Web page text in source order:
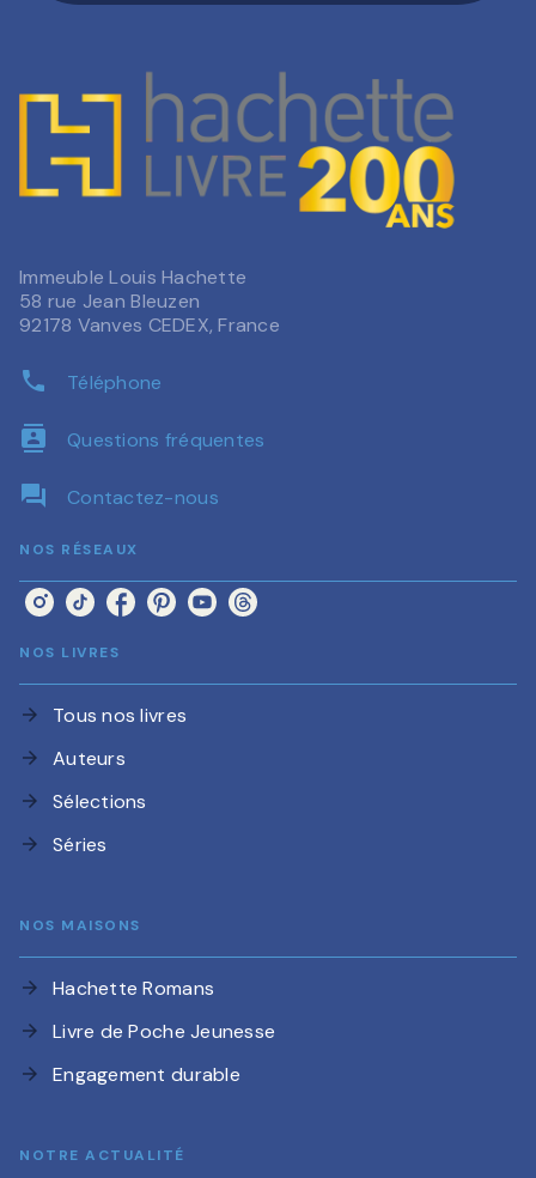
Immeuble Louis Hachette
58 rue Jean Bleuzen
92178 Vanves CEDEX, France
phone Téléphone
contacts Questions fréquentes
question_answer Contactez-nous
NOS RÉSEAUX
NOS LIVRES
arrow_forward Tous nos livres
arrow_forward Auteurs
arrow_forward Sélections
arrow_forward Séries
NOS MAISONS
arrow_forward Hachette Romans
arrow_forward Livre de Poche Jeunesse
arrow_forward Engagement durable
NOTRE ACTUALITÉ